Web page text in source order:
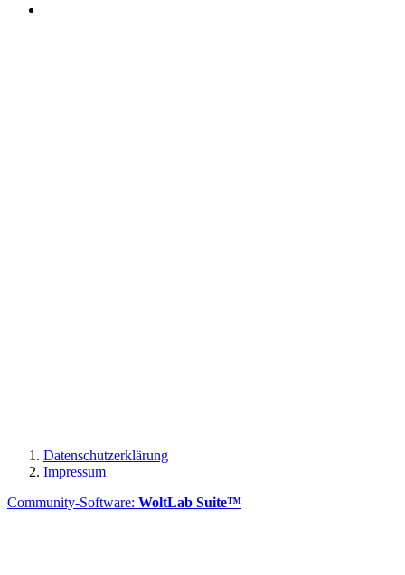
Datenschutzerklärung
Impressum
Community-Software: WoltLab Suite™